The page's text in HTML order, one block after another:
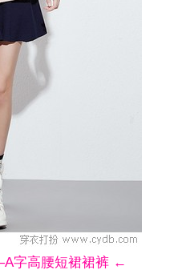
字高腰短裙裙裤 ←